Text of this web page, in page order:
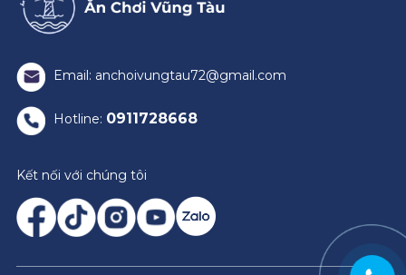
Email: anchoivungtau72@gmail.com
Hotline: 0911728668
Kết nối với chúng tôi